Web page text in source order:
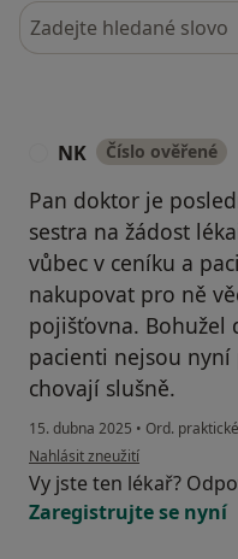
Hledejte v názorech
NK Číslo ověřené
Pan doktor je
sestra na žádost
vůbec v ceníku a
nakupovat pro ně
pojišťovna. Bohužel
pacienti nejsou nyní
chovají slušně.
15. dubna 2025 • Ord.
podle názoru uživatele NK
Nahlásit zneužití
Vy jste ten lékař?
Zaregistrujte se nyní